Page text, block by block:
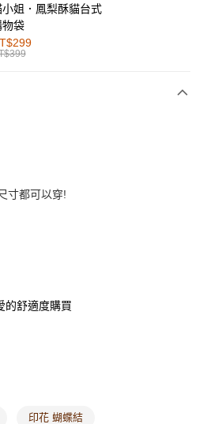
上)免運費
上)免運費
上)免運費
以上)免運費
以上)免運費
小姐．鳳梨酥貓台式
物袋
寸都可以穿!
的舒適度購買
印花 蝴蝶結